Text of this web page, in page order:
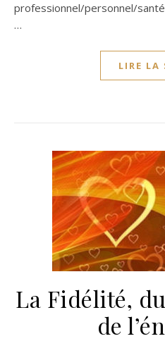
professionnel/personnel/
…
LIRE LA
La Fidélité,
de